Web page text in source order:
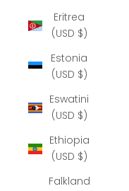
Eritrea
(USD $)
Estonia
(USD $)
Eswatini
(USD $)
Ethiopia
(USD $)
Falkland